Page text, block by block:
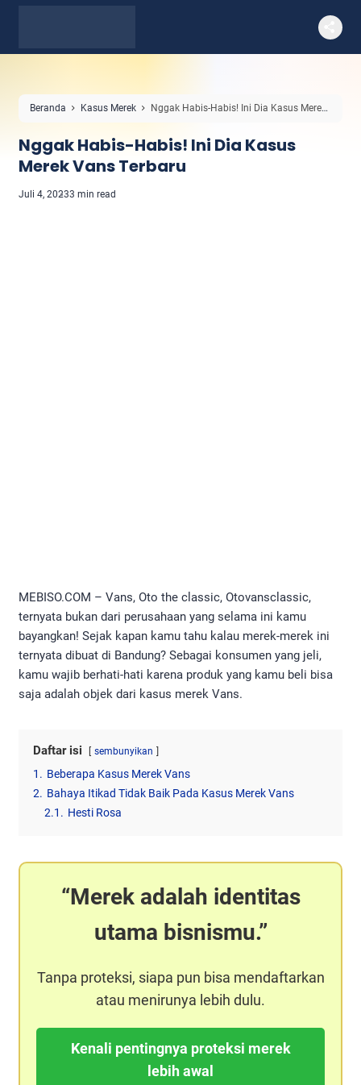
Beranda Kasus Merek
Nggak Habis-Habis! Ini Dia Kasus Merek
Nggak Habis-Habis! Ini Dia Kasus
Merek Vans Terbaru
Juli 4, 20233 min read
MEBISO.COM – Vans, Oto the classic, Otovansclassic,
ternyata bukan dari perusahaan yang selama ini kamu
bayangkan! Sejak kapan kamu tahu kalau merek-merek ini
ternyata dibuat di Bandung? Sebagai konsumen yang jeli,
kamu wajib berhati-hati karena produk yang kamu beli bisa
saja adalah objek dari kasus merek Vans.
Daftar isi sembunyikan
1. Beberapa Kasus Merek Vans
2. Bahaya Itikad Tidak Baik Pada Kasus Merek Vans
2.1. Hesti Rosa
Merek adalah identitas
utama bisnismu.
Tanpa proteksi, siapa pun bisa mendaftarkan
atau menirunya lebih dulu.
Kenali pentingnya proteksi merek
lebih awal